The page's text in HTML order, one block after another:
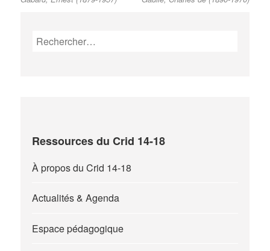
Rechercher :
Ressources du Crid 14-18
À propos du Crid 14-18
Actualités & Agenda
Espace pédagogique